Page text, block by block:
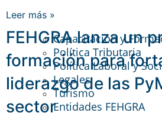
Capacitación y
Política Tributaria
Política Laboral y
Legales
Turismo
Entidades FEHGRA
Leer más »
FEHGRA lanza un
formación para
liderazgo de las
sector